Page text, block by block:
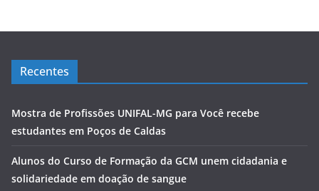
Recentes
Mostra de Profissões UNIFAL-MG para Você recebe
estudantes em Poços de Caldas
Alunos do Curso de Formação da GCM unem cidadania e
solidariedade em doação de sangue